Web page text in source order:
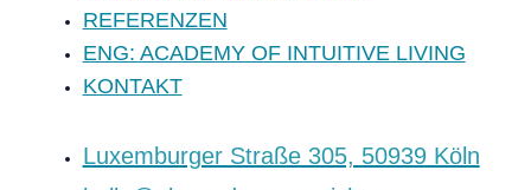
REFERENZEN
ENG: ACADEMY OF INTUITIVE LIVING
KONTAKT
‍Luxemburger Straße 305, 50939 Köln